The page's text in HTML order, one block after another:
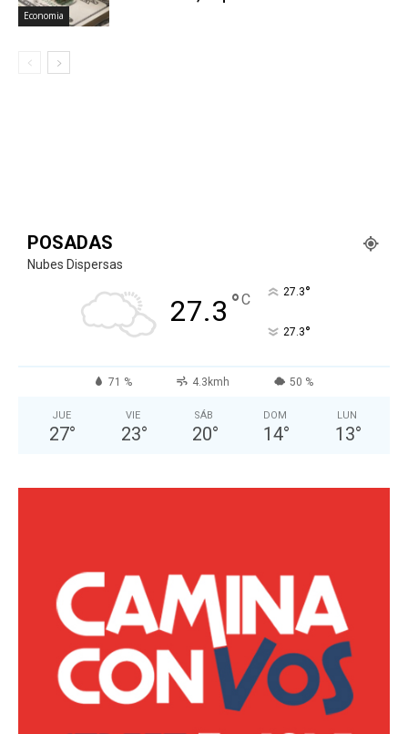
Economia
POSADAS
Nubes Dispersas
27.3 °C 27.3°
27.3°
71 % 4.3kmh 50 %
JUE
27°
VIE
23°
SÁB
20°
DOM
14°
LUN
13°